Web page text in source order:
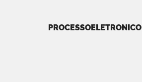
PROCESSOELETRONICO